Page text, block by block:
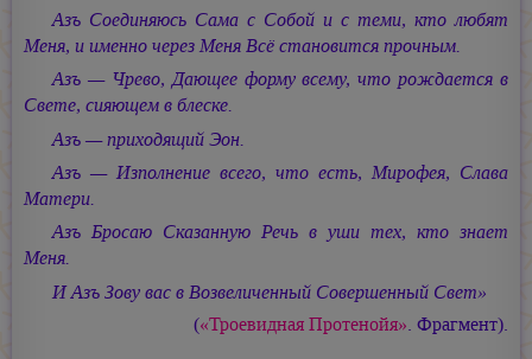
Азъ Соединяюсь Сама с Собой и с теми, кто любят
Меня, и именно через Меня Всё становится прочным.
Азъ — Чрево, Дающее форму всему, что рождается в
Свете, сияющем в блеске.
Азъ — приходящий Эон.
Азъ — Изполнение всего, что есть, Мирофея, Слава
Матери.
Азъ Бросаю Сказанную Речь в уши тех, кто знает
Меня.
И Азъ Зову вас в Возвеличенный Совершенный Свет»
(«Троевидная Протенойя». Фрагмент).